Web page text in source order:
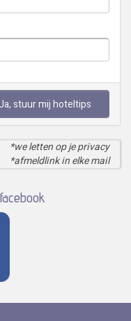
stuur mij hoteltips
*we letten op je privacy
*afmeldlink in elke mail